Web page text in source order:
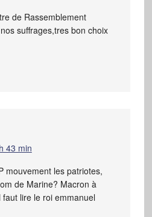
de Rassemblement
suffrages,tres bon choix
43 min
mouvement les patriotes,
de Marine? Macron à
lire le roi emmanuel